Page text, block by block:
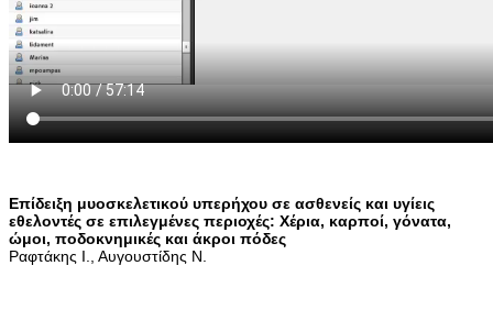
Επίδειξη μυοσκελετικού υπερήχου σε ασθενείς και υγίεις
εθελοντές σε επιλεγμένες περιοχές: Χέρια, καρποί, γόνατα,
ώμοι, ποδοκνημικές και άκροι πόδες
Ραφτάκης Ι., Αυγουστίδης Ν.